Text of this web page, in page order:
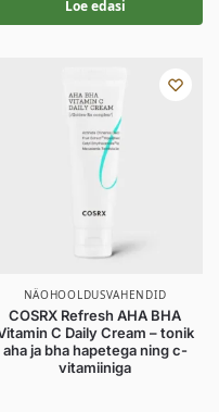
Loe edasi
NÄOHOOLDUSVAHENDID
COSRX Refresh AHA BHA
C Daily Cream – tonik
aha ja bha hapetega ning c-
vitamiiniga